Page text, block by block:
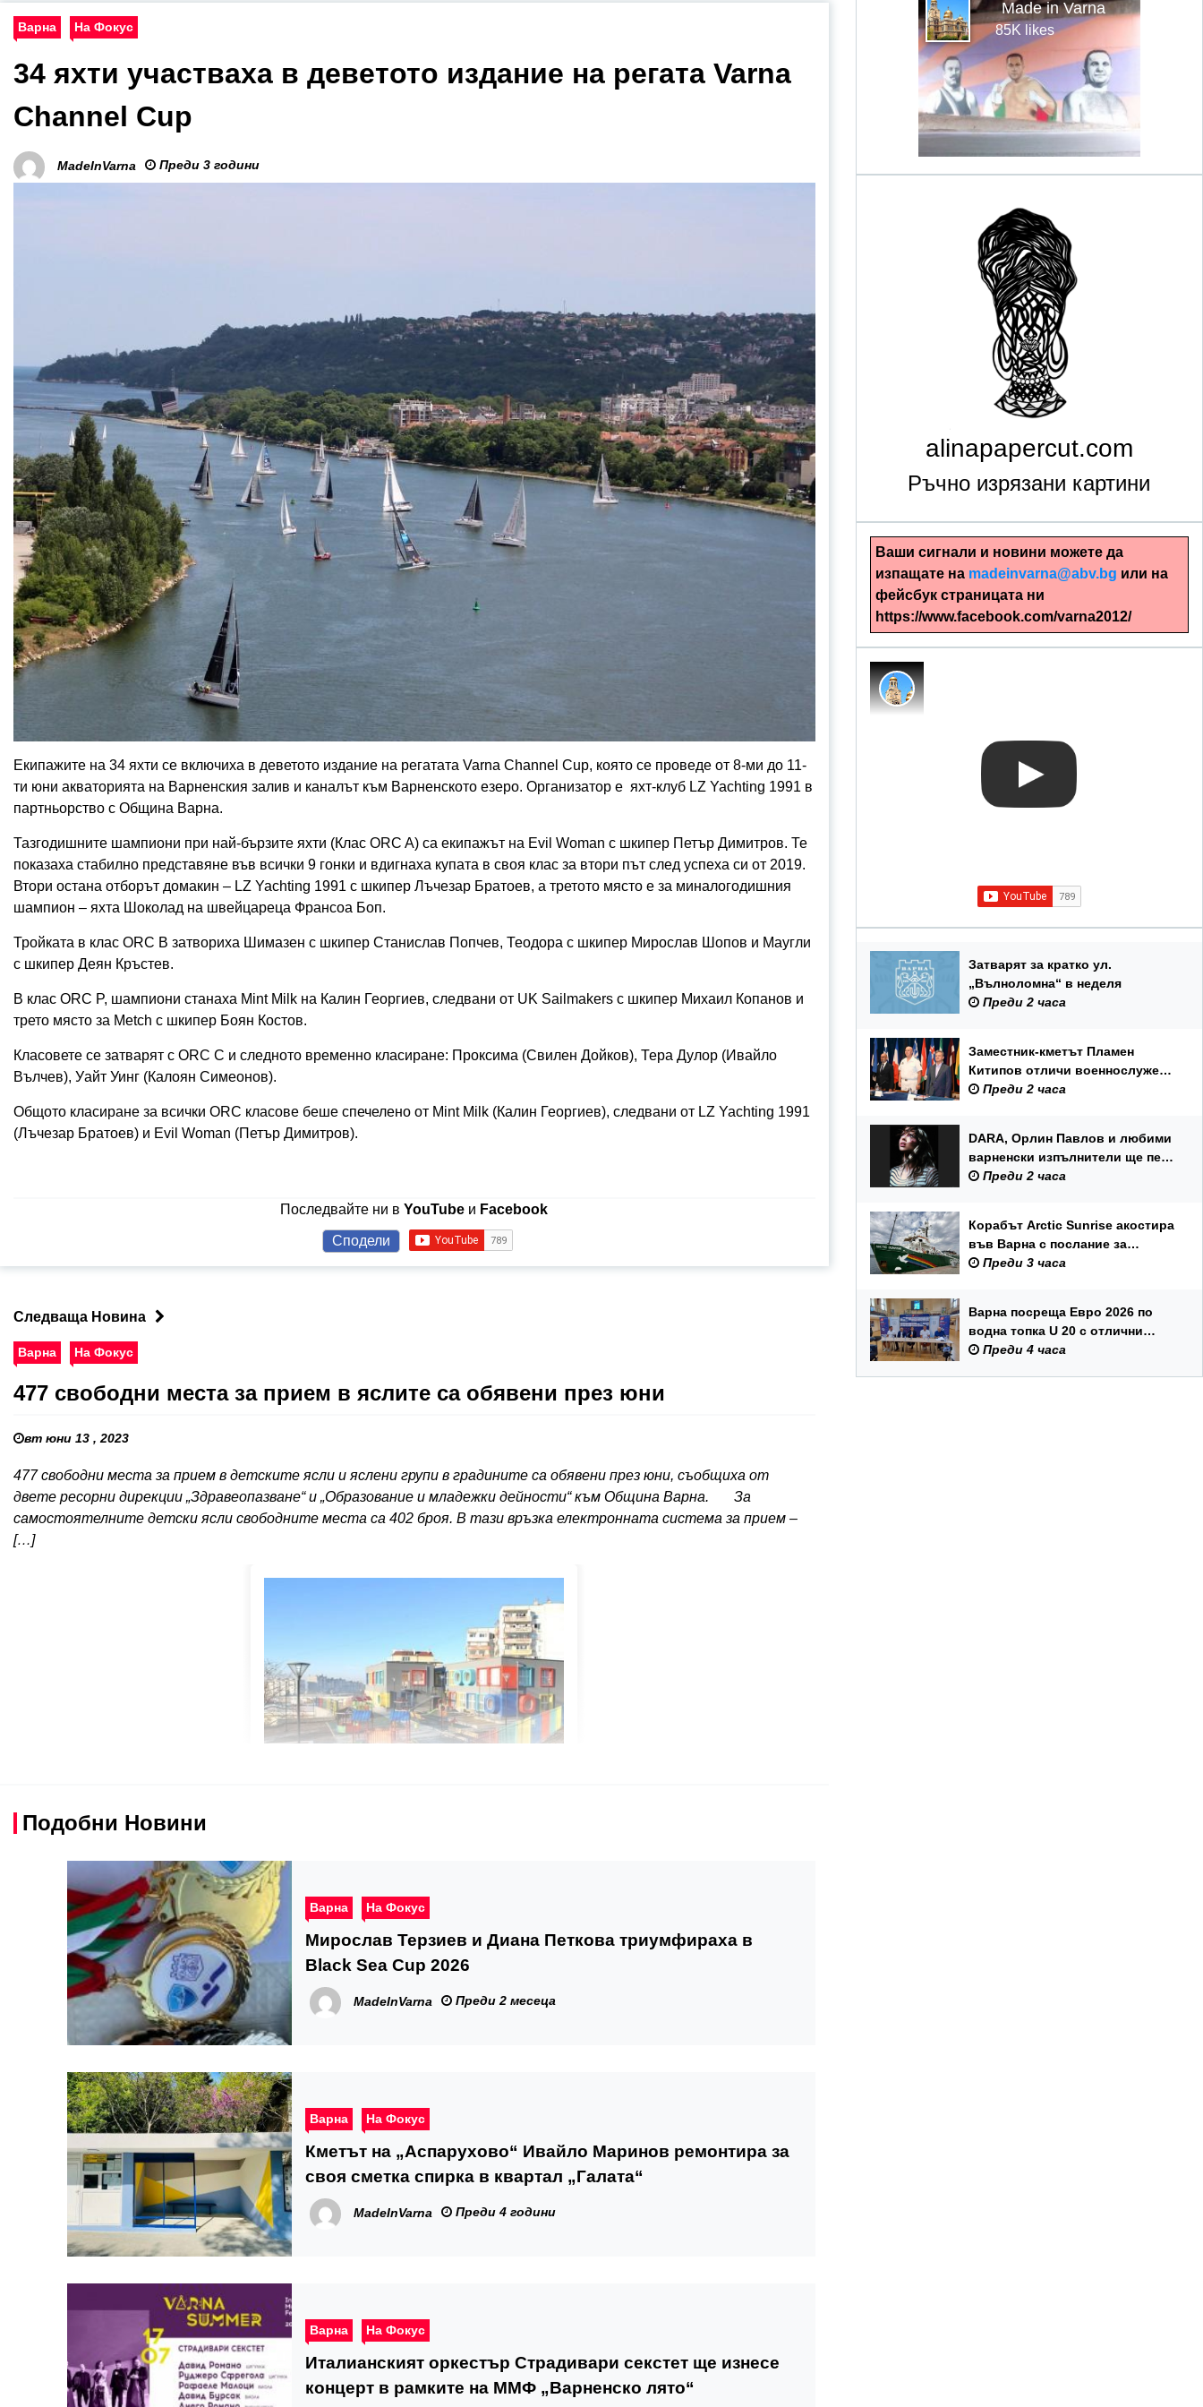
Варна На Фокус
34 яхти участваха в деветото издание на регата Varna
Channel Cup
MadeInVarna Преди 3 години
Екипажите на 34 яхти се включиха в деветото издание на регатата Varna Channel Cup, която се проведе от 8-ми до 11-
ти юни акваторията на Варненския залив и каналът към Варненското езеро. Организатор е яхт-клуб LZ Yachting 1991 в
партньорство с Община Варна.
Тазгодишните шампиони при най-бързите яхти (Клас ORC A) са екипажът на Evil Woman с шкипер Петър Димитров. Те
показаха стабилно представяне във всички 9 гонки и вдигнаха купата в своя клас за втори път след успехa си от 2019.
Втори остана отборът домакин – LZ Yachting 1991 с шкипер Лъчезар Братоев, а третото място е за миналогодишния
шампион – яхта Шоколад на швейцареца Франсоа Боп.
Тройката в клас ORC B затвориха Шимазен с шкипер Станислав Попчев, Теодора с шкипер Мирослав Шопов и Маугли
с шкипер Деян Кръстев.
В клас ORC P, шампиони станаха Mint Milk на Калин Георгиев, следвани от UK Sailmakers с шкипер Михаил Копанов и
трето място за Metch с шкипер Боян Костов.
Класовете се затварят с ORC C и следното временно класиране: Проксима (Свилен Дойков), Тера Дулор (Ивайло
Вълчев), Уайт Уинг (Калоян Симеонов).
Общото класиране за всички ORC класове беше спечелено от Mint Milk (Калин Георгиев), следвани от LZ Yachting 1991
(Лъчезар Братоев) и Evil Woman (Петър Димитров).
Последвайте ни вYouTube и Facebook
Сподели
Следваща Новина
Варна На Фокус
477 свободни места за прием в яслите са обявени през юни
вт юни 13 , 2023
477 свободни места за прием в детските ясли и яслени групи в градините са обявени през юни, съобщиха от
двете ресорни дирекции „Здравеопазване“ и „Образование и младежки дейности“ към Община Варна. За
самостоятелните детски ясли свободните места са 402 броя. В тази връзка електронната система за прием –
[…]
Подобни Новини
Варна На Фокус
Мирослав Терзиев и Диана Петкова триумфираха в
Black Sea Cup 2026
MadeInVarna Преди 2 месеца
Варна На Фокус
Кметът на „Аспарухово“ Ивайло Маринов ремонтира за
своя сметка спирка в квартал „Галата“
MadeInVarna Преди 4 години
Варна На Фокус
Италианският оркестър Страдивари секстет ще изнесе
концерт в рамките на ММФ „Варненско лято“
Made in Varna
85K likes
alinapapercut.com
Ръчно изрязани картини
Ваши сигнали и новини можете да
изпащате на madeinvarna@abv.bg или на
фейсбук страницата ни
https://www.facebook.com/varna2012/
Затварят за кратко ул.
„Вълноломна“ в неделя
Преди 2 часа
Заместник-кметът Пламен
Китипов отличи военнослужещи
и цивилни служители по повод
Преди 2 часа
DARA, Орлин Павлов и любими
варненски изпълнители ще пеят
на празника на Варна
Преди 2 часа
Корабът Arctic Sunrise акостира
във Варна с послание за
опазването на Черно море
Преди 3 часа
Варна посреща Евро 2026 по
водна топка U 20 с отлични
условия на състезателните
Преди 4 часа